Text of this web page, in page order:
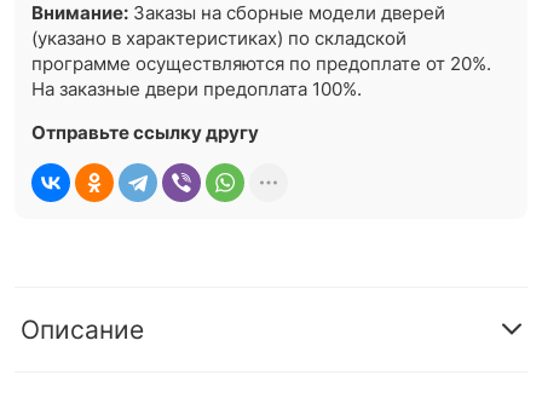
Внимание: Заказы на сборные модели дверей
(указано в характеристиках) по складской
программе осуществляются по предоплате от 20%.
На заказные двери предоплата 100%.
Отправьте ссылку другу
Описание